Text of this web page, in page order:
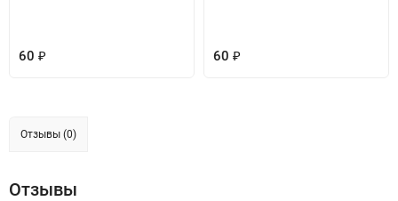
60 ₽ 60 ₽
Отзывы (0)
Отзывы